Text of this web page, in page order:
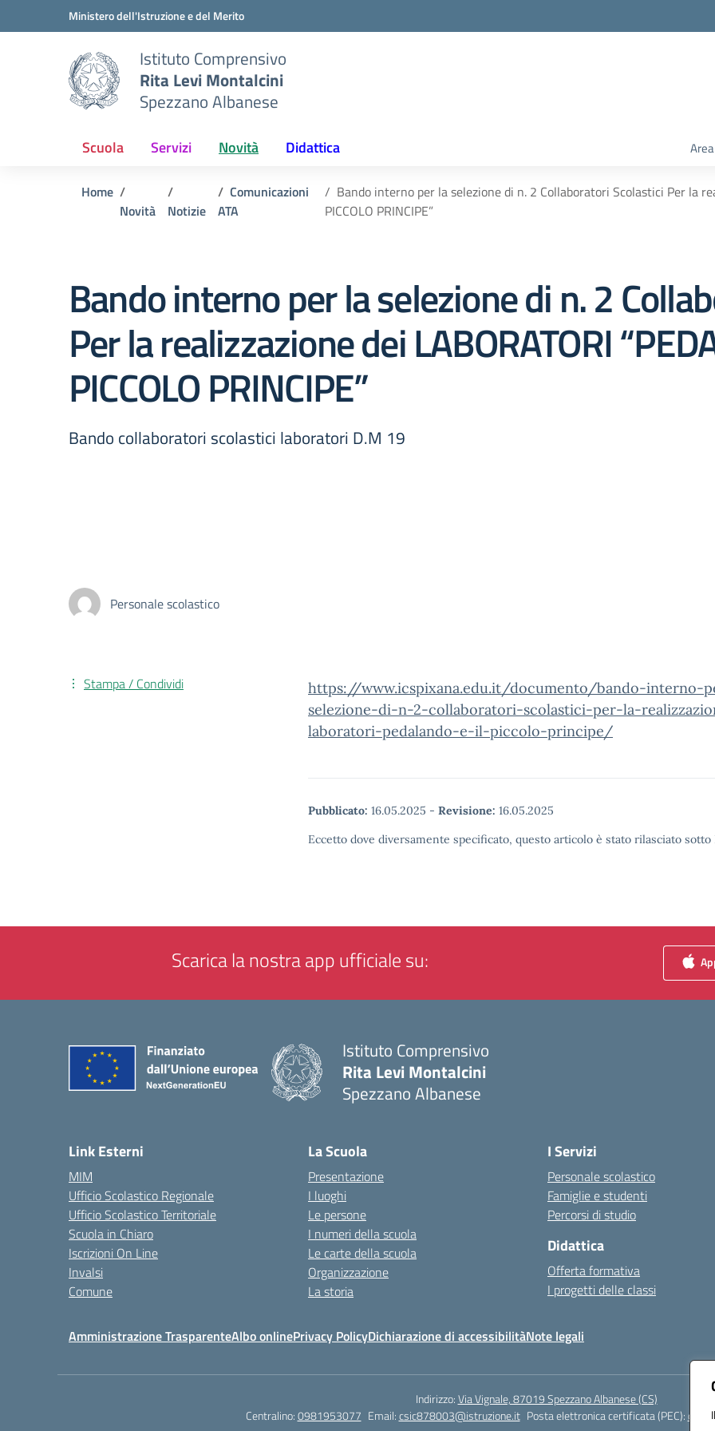
Vai ai contenuti
Vai al menu di navigazioneMinistero dell'Istruzione e del Merito
Istituto Comprensivo
Rita Levi Montalcini
Spezzano Albanese
Scuola Servizi Novità Didattica
Home
Novità
Notizie
Comunicazioni
ATA
Bando interno per la selezione di n. 2 Collaboratori Scolastici Per la
PICCOLO PRINCIPE”
Bando interno per la selezione di n. 2
Per la realizzazione dei LABORATORI
PICCOLO PRINCIPE”
Bando collaboratori scolastici laboratori D.M 19
Personale scolastico
https://www.icspixana.edu.it/documento/bando-interno-
selezione-di-n-2-collaboratori-scolastici-per-la-
laboratori-pedalando-e-il-piccolo-principe/
Pubblicato: 16.05.2025 - Revisione: 16.05.2025
Eccetto dove diversamente specificato, questo articolo è stato rilasciato
Stampa / Condividi
Scarica la nostra app ufficiale su:
Istituto Comprensivo
Rita Levi Montalcini
Spezzano Albanese
Link Esterni
MIM
Ufficio Scolastico Regionale
Ufficio Scolastico Territoriale
Scuola in Chiaro
Iscrizioni On Line
Invalsi
Comune
La Scuola
Presentazione
I luoghi
Le persone
I numeri della scuola
Le carte della scuola
Organizzazione
La storia
I Servizi
Personale scolastico
Famiglie e studenti
Percorsi di studio
Didattica
Offerta formativa
I progetti delle classi
Amministrazione TrasparenteAlbo onlinePrivacy PolicyDichiarazione di accessibilitàNote legali
Indirizzo:Via Vignale, 87019 Spezzano Albanese (CS)
Centralino:0981953077 Email:csic878003@istruzione.it Posta elettronica certificata (PEC):